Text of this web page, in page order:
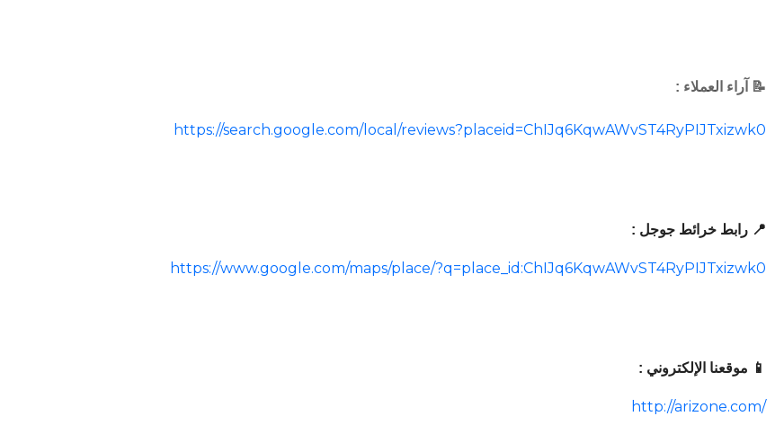
📝 آراء العملاء :
https://search.google.com/local/reviews?placeid=ChIJq6KqwAWvST4RyPIJTxizwk0
📍 رابط خرائط جوجل :
https://www.google.com/maps/place/?q=place_id:ChIJq6KqwAWvST4RyPIJTxizwk0
📱 موقعنا الإلكتروني :
http://arizone.com/